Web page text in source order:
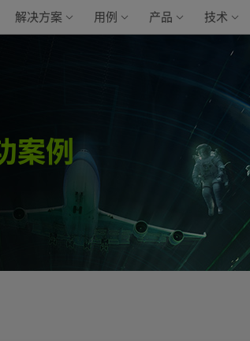
解决方案 用例 产品 技术
案例